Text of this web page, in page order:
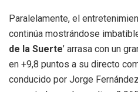
Paralelamente, el
continúa mostrándose
de la Suerte’ arrasa con un
en +9,8 puntos a su directo
conducido por Jorge